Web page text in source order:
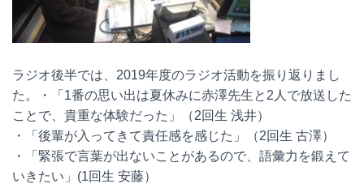
ラジオ後半では、2019年度のラジオ活動を振り返りまし
た。・「1番の思い出は夏休みに赤澤先生と2人で放送した
ことで、貴重な体験だった」（2回生 浅井）
・「後輩が入ってきて責任感を感じた」（2回生 古澤）
・「緊張で言葉が出ないことがあるので、語彙力を鍛えて
いきたい」(1回生 安藤）